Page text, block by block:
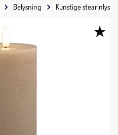
Belysning Kunstige stearinlys